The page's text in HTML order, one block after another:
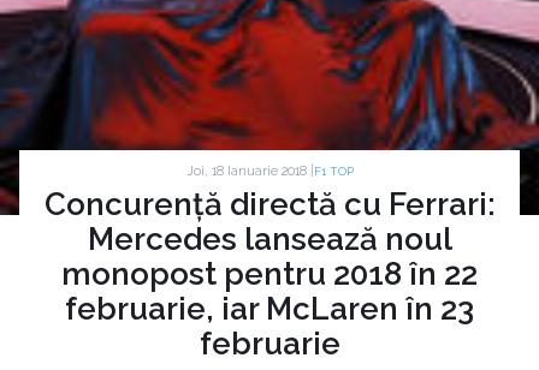
Joi, 18 Ianuarie 2018 | F1 TOP
Concurență directă cu Ferrari:
Mercedes lansează noul
monopost pentru 2018 în 22
februarie, iar McLaren în 23
februarie